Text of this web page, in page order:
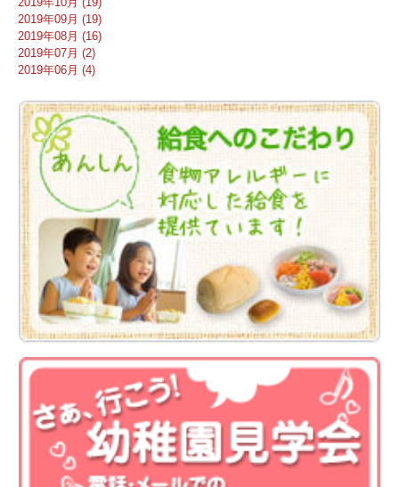
2019年09月 (19)
2019年08月 (16)
2019年07月 (2)
2019年06月 (4)